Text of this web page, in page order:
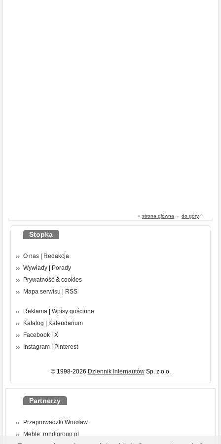
« strona główna - do góry ^
Stopka
O nas
Redakcja
Wywiady
Porady
Prywatność & cookies
Mapa serwisu
RSS
Reklama
Wpisy gościnne
Katalog
Kalendarium
Facebook
X
Instagram
Pinterest
© 1998-2026 Dziennik InternautówSp. z o.o.
Partnerzy
Przeprowadzki Wrocław
Meble: rondigroup.pl